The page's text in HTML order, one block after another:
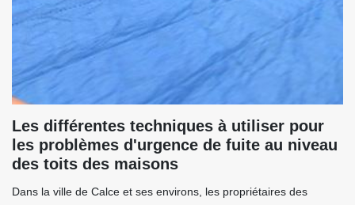
Les différentes techniques à utiliser pour
les problèmes d'urgence de fuite au niveau
des toits des maisons
Dans la ville de Calce et ses environs, les propriétaires des